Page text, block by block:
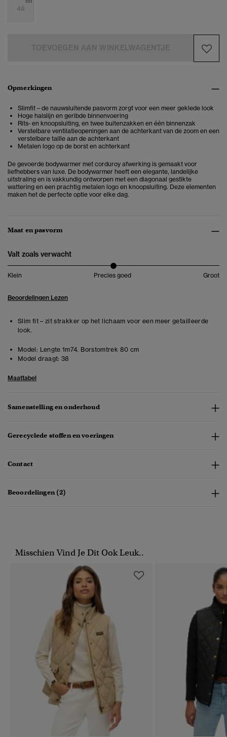
48
Opmerkingen
Slimfit – de nauwsluitende pasvorm zorgt voor een meer geklede look
Hoge halslijn en geribde binnenvoering
Rits- en knoopsluiting, en twee buitenzakken en één binnenzak
Verstelbare ventilatieopeningen aan de achterkant van de zoom en een
verstelbare taille aan de achterkant
Metalen logo op de borst en achterkant
De gevoerde bodywarmer met corduroy afwerking is gemaakt voor
liefhebbers van luxe. De bodywarmer heeft een elegante, landelijke
uitstraling en is vakkundig ontworpen met een diagonaal gestikte
wattering en een prachtig metalen logo en knoopsluiting. Deze elementen
maken het de perfecte optie voor elke dag.
Maat en pasvorm
Valt zoals verwacht
Klein Precies goed Groot
Beoordelingen Lezen
Slim fit – zit strakker op het lichaam voor een meer getailleerde
look.
Model: Lengte 1m74. Borstomtrek 80 cm
Model draagt: 38
Maattabel
Samenstelling en onderhoud
Gerecyclede stoffen en voeringen
Contact
Beoordelingen (2)
Misschien Vind Je Dit Ook Leuk..